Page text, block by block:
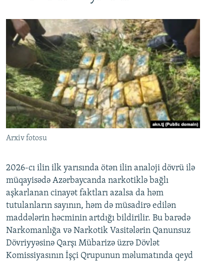
Arxiv fotosu
2026-cı ilin ilk yarısında ötən ilin analoji dövrü ilə
müqayisədə Azərbaycanda narkotiklə bağlı
aşkarlanan cinayət faktları azalsa da həm
tutulanların sayının, həm də müsadirə edilən
maddələrin həcminin artdığı bildirilir. Bu barədə
Narkomanlığa və Narkotik Vasitələrin Qanunsuz
Dövriyyəsinə Qarşı Mübarizə üzrə Dövlət
Komissiyasının İşçi Qrupunun məlumatında qeyd